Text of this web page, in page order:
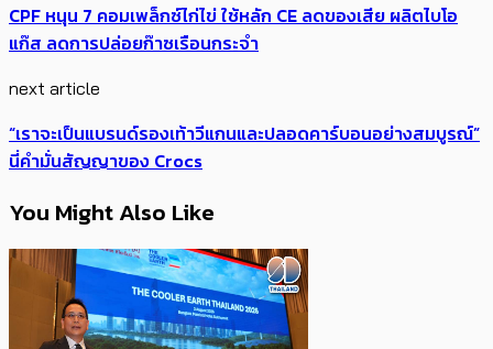
CPF หนุน 7 คอมเพล็กซ์ไก่ไข่ ใช้หลัก CE ลดของเสีย ผลิตไบโอ
แก๊ส ลดการปล่อยก๊าซเรือนกระจำ
next article
“เราจะเป็นแบรนด์รองเท้าวีแกนและปลอดคาร์บอนอย่างสมบูรณ์”
นี่คำมั่นสัญญาของ Crocs
You Might Also Like